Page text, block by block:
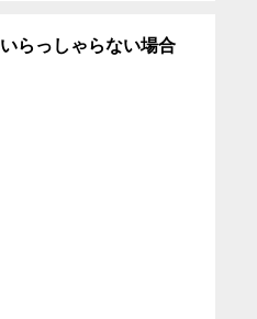
らっしゃらない場合